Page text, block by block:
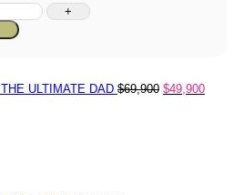
THE ULTIMATE DAD $69,900 $49,900